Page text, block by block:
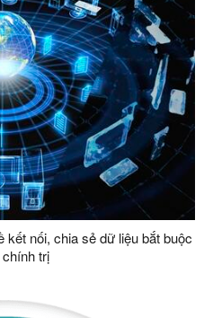
kết nối, chia sẻ dữ liệu bắt buộc
trị